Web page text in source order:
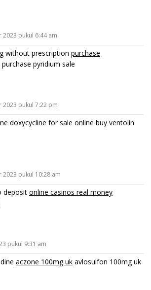
2023 pukul 6:44 am
without prescription purchase
purchase pyridium sale
2023 pukul 7:22 pm
doxycycline for sale online buy ventolin
2023 pukul 10:28 am
deposit online casinos real money
pukul 9:31 am
aczone 100mg uk avlosulfon 100mg uk